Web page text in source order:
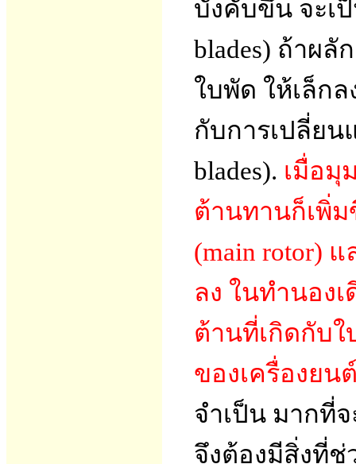
บังคับขึ้น จะเ
blades) ถ้าผ
ใบพัด ให้เล็ก
กับการเปลี่ยน
blades). เมื่อมุ
ต้านทานก็เพิ่
(main rotor)
ลง ในทำนองเ
ต้านที่เกิดกับ
ของเครื่องย
จำเป็น มากที่
จึงต้องมีสิ่งที่ช่